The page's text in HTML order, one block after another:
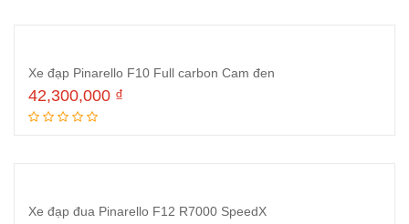
Xe đạp Pinarello F10 Full carbon Cam đen
42,300,000 ₫
Xe đạp đua Pinarello F12 R7000 SpeedX